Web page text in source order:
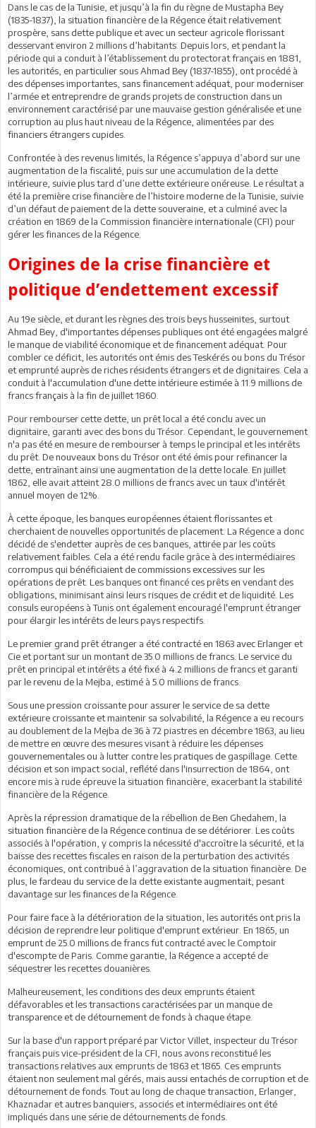
Dans le cas de la Tunisie, et jusqu’à la fin du règne de Mustapha Bey
(1835-1837), la situation financière de la Régence était relativement
prospère, sans dette publique et avec un secteur agricole florissant
desservant environ 2 millions d’habitants. Depuis lors, et pendant la
période qui a conduit à l’établissement du protectorat français en 1881,
les autorités, en particulier sous Ahmad Bey (1837-1855), ont procédé à
des dépenses importantes, sans financement adéquat, pour moderniser
l’armée et entreprendre de grands projets de construction dans un
environnement caractérisé par une mauvaise gestion généralisée et une
corruption au plus haut niveau de la Régence, alimentées par des
financiers étrangers cupides.
Confrontée à des revenus limités, la Régence s’appuya d’abord sur une
augmentation de la fiscalité, puis sur une accumulation de la dette
intérieure, suivie plus tard d’une dette extérieure onéreuse. Le résultat a
été la première crise financière de l’histoire moderne de la Tunisie, suivie
d’un défaut de paiement de la dette souveraine, et a culminé avec la
création en 1869 de la Commission financière internationale (CFI) pour
gérer les finances de la Régence.
Origines de la crise financière et
politique d’endettement excessif
Au 19e siècle, et durant les règnes des trois beys husseinites, surtout
Ahmad Bey, d'importantes dépenses publiques ont été engagées malgré
le manque de viabilité économique et de financement adéquat. Pour
combler ce déficit, les autorités ont émis des Teskérés ou bons du Trésor
et emprunté auprès de riches résidents étrangers et de dignitaires. Cela a
conduit à l'accumulation d'une dette intérieure estimée à 11.9 millions de
francs français à la fin de juillet 1860.
Pour rembourser cette dette, un prêt local a été conclu avec un
dignitaire, garanti avec des bons du Trésor. Cependant, le gouvernement
n'a pas été en mesure de rembourser à temps le principal et les intérêts
du prêt. De nouveaux bons du Trésor ont été émis pour refinancer la
dette, entraînant ainsi une augmentation de la dette locale. En juillet
1862, elle avait atteint 28.0 millions de francs avec un taux d'intérêt
annuel moyen de 12%.
À cette époque, les banques européennes étaient florissantes et
cherchaient de nouvelles opportunités de placement. La Régence a donc
décidé de s'endetter auprès de ces banques, attirée par les coûts
relativement faibles. Cela a été rendu facile grâce à des intermédiaires
corrompus qui bénéficiaient de commissions excessives sur les
opérations de prêt. Les banques ont financé ces prêts en vendant des
obligations, minimisant ainsi leurs risques de crédit et de liquidité. Les
consuls européens à Tunis ont également encouragé l'emprunt étranger
pour élargir les intérêts de leurs pays respectifs.
Le premier grand prêt étranger a été contracté en 1863 avec Erlanger et
Cie et portant sur un montant de 35.0 millions de francs. Le service du
prêt en principal et intérêts a été fixé à 4.2 millions de francs et garanti
par le revenu de la Mejba, estimé à 5.0 millions de francs.
Sous une pression croissante pour assurer le service de sa dette
extérieure croissante et maintenir sa solvabilité, la Régence a eu recours
au doublement de la Mejba de 36 à 72 piastres en décembre 1863, au lieu
de mettre en œuvre des mesures visant à réduire les dépenses
gouvernementales ou à lutter contre les pratiques de gaspillage. Cette
décision et son impact social, reflété dans l'insurrection de 1864, ont
encore mis à rude épreuve la situation financière, exacerbant la stabilité
financière de la Régence.
Après la répression dramatique de la rébellion de Ben Ghedahem, la
situation financière de la Régence continua de se détériorer. Les coûts
associés à l'opération, y compris la nécessité d'accroître la sécurité, et la
baisse des recettes fiscales en raison de la perturbation des activités
économiques, ont contribué à l’aggravation de la situation financière. De
plus, le fardeau du service de la dette existante augmentait, pesant
davantage sur les finances de la Régence.
Pour faire face à la détérioration de la situation, les autorités ont pris la
décision de reprendre leur politique d'emprunt extérieur. En 1865, un
emprunt de 25.0 millions de francs fut contracté avec le Comptoir
d'escompte de Paris. Comme garantie, la Régence a accepté de
séquestrer les recettes douanières.
Malheureusement, les conditions des deux emprunts étaient
défavorables et les transactions caractérisées par un manque de
transparence et de détournement de fonds à chaque étape.
Sur la base d'un rapport préparé par Victor Villet, inspecteur du Trésor
français puis vice-président de la CFI, nous avons reconstitué les
transactions relatives aux emprunts de 1863 et 1865. Ces emprunts
étaient non seulement mal gérés, mais aussi entachés de corruption et de
détournement de fonds. Tout au long de chaque transaction, Erlanger,
Khaznadar et autres banquiers, associés et intermédiaires ont été
impliqués dans une série de détournements de fonds.